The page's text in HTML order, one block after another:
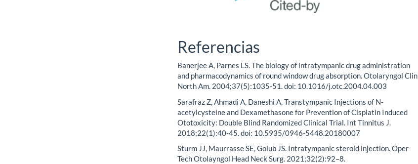
Referencias
Banerjee A, Parnes LS. The biology of intratympanic drug administration
and pharmacodynamics of round window drug absorption. Otolaryngol Clin
North Am. 2004;37(5):1035-51. doi: 10.1016/j.otc.2004.04.003
Sarafraz Z, Ahmadi A, Daneshi A. Transtympanic Injections of N-
acetylcysteine and Dexamethasone for Prevention of Cisplatin Induced
Ototoxicity: Double Blind Randomized Clinical Trial. Int Tinnitus J.
2018;22(1):40-45. doi: 10.5935/0946-5448.20180007
Sturm JJ, Maurrasse SE, Golub JS. Intratympanic steroid injection. Oper
Tech Otolayngol Head Neck Surg. 2021;32(2):92–8.